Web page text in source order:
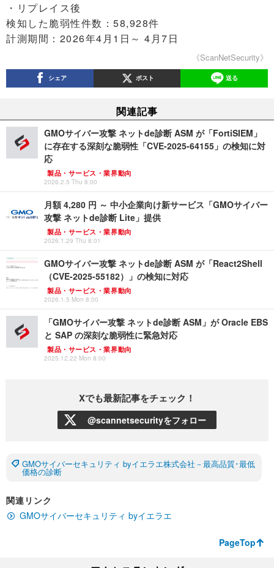
・リプレイス後
検知した脆弱性件数：58,928件
計測期間：2026年4月1日～ 4月7日
《ScanNetSecurity》
シェア ポスト 送る
関連記事
GMOサイバー攻撃 ネットde診断 ASM が「FortiSIEM」
に存在する深刻な脆弱性「CVE-2025-64155」の検知に対
応
製品・サービス・業界動向
2026.2.5 Thu 8:00
月額 4,280 円 ～ 中小企業向け新サービス「GMOサイバー
攻撃 ネットde診断 Lite」提供
製品・サービス・業界動向
2026.1.29 Thu 8:01
GMOサイバー攻撃 ネットde診断 ASM が「React2Shell
（CVE-2025-55182）」の検知に対応
製品・サービス・業界動向
2026.1.5 Mon 8:00
「GMOサイバー攻撃 ネットde診断 ASM」が Oracle EBS
と SAP の深刻な脆弱性に緊急対応
製品・サービス・業界動向
2025.12.22 Mon 8:00
Xでも最新記事をチェック！
@scannetsecurityをフォロー
GMOサイバーセキュリティ byイエラエ株式会社－最高品質･最低
価格の診断
関連リンク
GMOサイバーセキュリティ byイエラエ
PageTop